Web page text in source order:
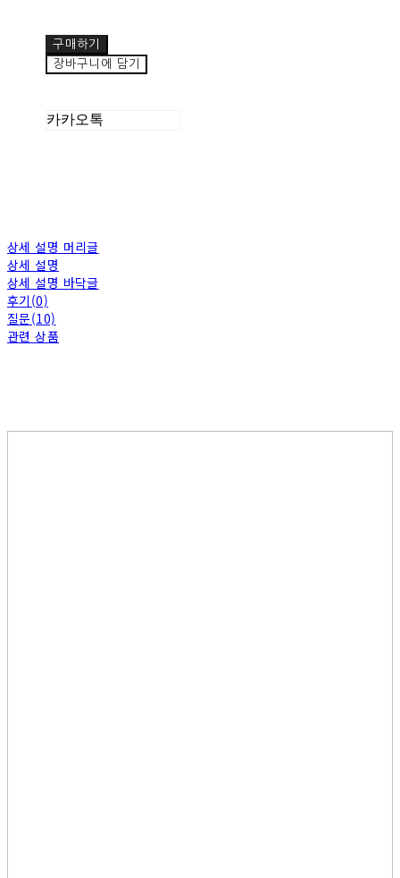
구매하기
장바구니에 담기
카카오톡
상세 설명 머리글
상세 설명
상세 설명 바닥글
후기(0)
질문(10)
관련 상품